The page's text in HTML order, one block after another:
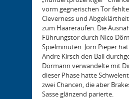
vorm gegnerischen Tor
Cleverness und
zum Haareraufen. Die
Führungstor durch Nico
Spielminuten. Jörn Pieper
Andre Kirsch den Ball
Dörmann verwandelte mit
dieser Phase hatte
zwei Chancen, die aber
Sasse glänzend parierte.